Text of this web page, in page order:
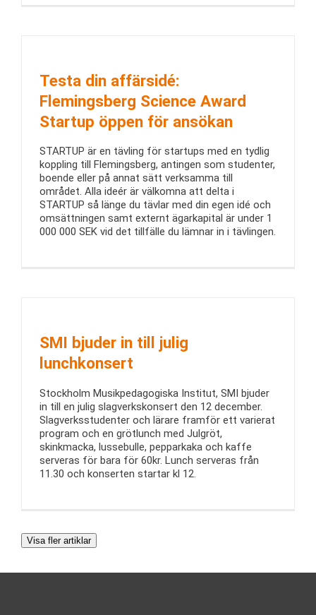
Testa din affärsidé:
Flemingsberg Science Award
Startup öppen för ansökan
STARTUP är en tävling för startups med en tydlig
koppling till Flemingsberg, antingen som studenter,
boende eller på annat sätt verksamma till
området. Alla ideér är välkomna att delta i
STARTUP så länge du tävlar med din egen idé och
omsättningen samt externt ägarkapital är under 1
000 000 SEK vid det tillfälle du lämnar in i tävlingen.
SMI bjuder in till julig
lunchkonsert
Stockholm Musikpedagogiska Institut, SMI bjuder
in till en julig slagverkskonsert den 12 december.
Slagverksstudenter och lärare framför ett varierat
program och en grötlunch med Julgröt,
skinkmacka, lussebulle, pepparkaka och kaffe
serveras för bara för 60kr. Lunch serveras från
11.30 och konserten startar kl 12.
Visa fler artiklar